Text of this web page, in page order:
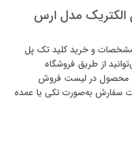
الکتریک مدل ارس
و خرید کلید تک پل
از طریق فروشگاه
این محصول در لیست فروش
سفارش به‌صورت تکی یا عمده